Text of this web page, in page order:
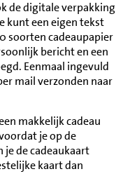
de digitale verpakking
kunt een eigen tekst
soorten cadeaupapier
bericht en een
Eenmaal ingevuld
mail verzonden naar
makkelijk cadeau
je op de
de cadeaukaart
kaart dan